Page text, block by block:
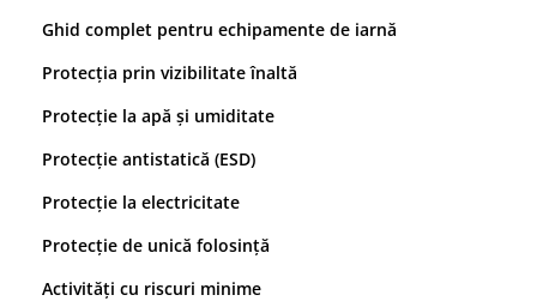
Ghid complet pentru echipamente de iarnă
Protecția prin vizibilitate înaltă
Protecție la apă și umiditate
Protecție antistatică (ESD)
Protecție la electricitate
Protecție de unică folosință
Activități cu riscuri minime